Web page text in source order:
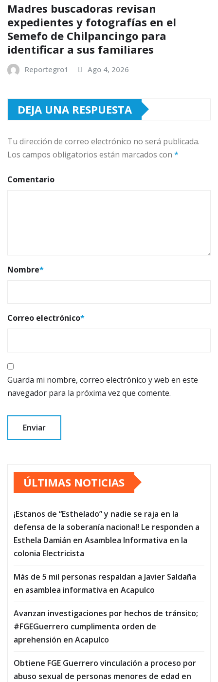
Madres buscadoras revisan
expedientes y fotografías en el
Semefo de Chilpancingo para
identificar a sus familiares
Reportegro1 Ago 4, 2026
DEJA UNA RESPUESTA
Tu dirección de correo electrónico no será publicada.
Los campos obligatorios están marcados con *
Comentario
Nombre*
Correo electrónico*
Guarda mi nombre, correo electrónico y web en este
navegador para la próxima vez que comente.
ÚLTIMAS NOTICIAS
¡Estanos de “Esthelado” y nadie se raja en la
defensa de la soberanía nacional! Le responden a
Esthela Damián en Asamblea Informativa en la
colonia Electricista
Más de 5 mil personas respaldan a Javier Saldaña
en asamblea informativa en Acapulco
Avanzan investigaciones por hechos de tránsito;
#FGEGuerrero cumplimenta orden de
aprehensión en Acapulco
Obtiene FGE Guerrero vinculación a proceso por
abuso sexual de personas menores de edad en